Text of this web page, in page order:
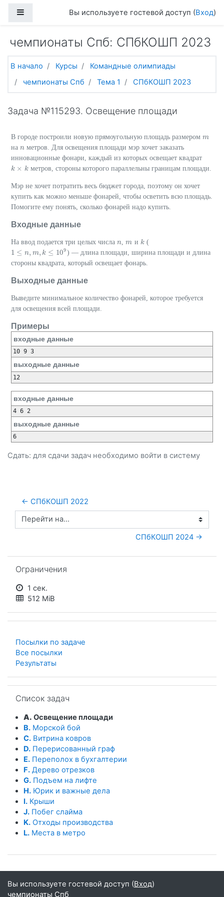
Боковая панельВы используете гостевой доступ (Вход)
чемпионаты Спб: СПбКОШП 2023
В начало Курсы
Командные олимпиады
чемпионаты Спб
Тема 1 СПбКОШП 2023
Задача №115293. Освещение площади
В городе построили новую прямоугольную площадь размером m
m
на n
n метров. Для освещения площади мэр хочет заказать
инновационные фонари, каждый из которых освещает квадрат
k × k
k×k метров, стороны которого параллельны границам площади.
Мэр не хочет потратить весь бюджет города, поэтому он хочет
купить как можно меньше фонарей, чтобы осветить всю площадь.
Помогите ему понять, сколько фонарей надо купить.
Входные данные
На ввод подается три целых числа n
n ,m
m и k
k (
1 ≤ n, m, k ≤ 109
1 ≤n m, k≤10 9
) — длина площади, ширина площади и длина
стороны квадрата, который освещает фонарь.
Выходные данные
Выведите минимальное количество фонарей, которое требуется
для освещения всей площади.
Примеры
входные данные
10 9 3
выходные данные
12
входные данные
4 6 2
выходные данные
6
Сдать: для сдачи задач необходимо войти в систему
← СПбКОШП 2022
Перейти на...
СПбКОШП 2024 →
Ограничения
1 сек.
512 MiB
Посылки по задаче
Все посылки
Результаты
Список задач
A. Освещение площади
B. Морской бой
C. Витрина ковров
D. Перерисованный граф
E. Переполох в бухгалтерии
F. Дерево отрезков
G. Подъем на лифте
H. Юрик и важные дела
I. Крыши
J. Побег слайма
K. Отходы производства
L. Места в метро
Вы используете гостевой доступ (Вход)
чемпионаты Спб